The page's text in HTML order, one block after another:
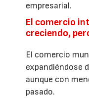
empresarial.
El comercio
creciendo,
El comercio
expandiéndose
aunque con
pasado.